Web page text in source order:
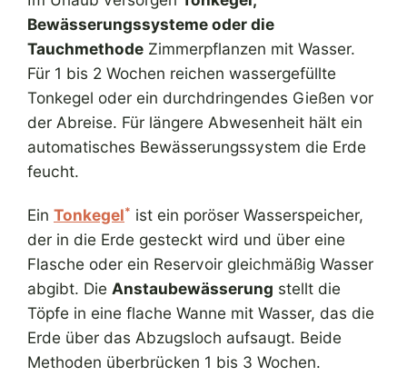
Bewässerungssysteme oder die
Tauchmethode Zimmerpflanzen mit Wasser.
Für 1 bis 2 Wochen reichen wassergefüllte
Tonkegel oder ein durchdringendes Gießen vor
der Abreise. Für längere Abwesenheit hält ein
automatisches Bewässerungssystem die Erde
feucht.
Ein Tonkegel* ist ein poröser Wasserspeicher,
der in die Erde gesteckt wird und über eine
Flasche oder ein Reservoir gleichmäßig Wasser
abgibt. Die Anstaubewässerung stellt die
Töpfe in eine flache Wanne mit Wasser, das die
Erde über das Abzugsloch aufsaugt. Beide
Methoden überbrücken 1 bis 3 Wochen.